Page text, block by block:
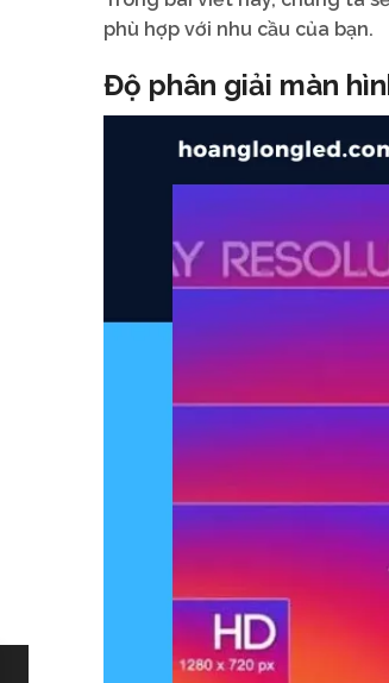
phù hợp với nhu cầu của bạn.
Độ phân giải màn